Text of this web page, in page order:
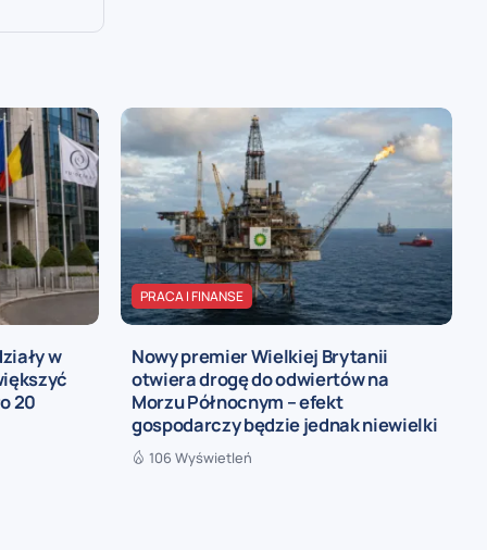
w
20
PRACA I FINANSE
Nowy premier Wielkiej Brytanii
otwiera drogę do odwiertów na
Morzu Północnym – efekt
gospodarczy będzie jednak niewielki
106 Wyświetleń